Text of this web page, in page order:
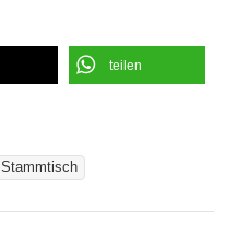
teilen
Stammtisch